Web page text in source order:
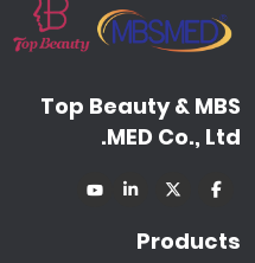
Top Beauty & MBS
MED Co., Ltd.
Products